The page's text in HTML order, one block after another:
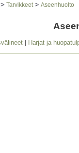
> Tarvikkeet > Aseenhuolto
Harjat ja